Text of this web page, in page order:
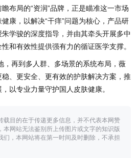
布局的“资润”品牌，正是瞄准这一市场
康，以解决“干痒”问题为核心，产品研
学骏的深度指导，并由其牵头开展多中
和有效性提供强有力的循证医学支撑。
，再到多人群、多场景的系统布局，薇
、更安全、更有效的护肤解决方案，推
以专业力量守护国人皮肤健康。
载目的在于传递更多信息，并不代表本网赞
本网站无法鉴别所上传图片或文字的知识版
们，本网站将在第一时间及时删除，不承担